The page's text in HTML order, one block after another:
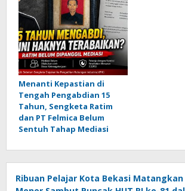
Menanti Kepastian di
Tengah Pengabdian 15
Tahun, Sengketa Ratim
dan PT Felmica Belum
Sentuh Tahap Mediasi
Ribuan Pelajar Kota Bekasi